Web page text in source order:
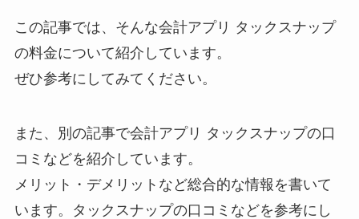
この記事では、そんな会計アプリ タックスナップ
の料金について紹介しています。
ぜひ参考にしてみてください。
また、別の記事で会計アプリ タックスナップの口
コミなどを紹介しています。
メリット・デメリットなど総合的な情報を書いて
います。タックスナップの口コミなどを参考にし